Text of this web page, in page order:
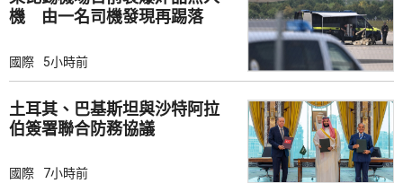
機 由一名司機發現再踢落
國際 5小時前
土耳其、巴基斯坦與沙特阿拉
伯簽署聯合防務協議
國際 7小時前